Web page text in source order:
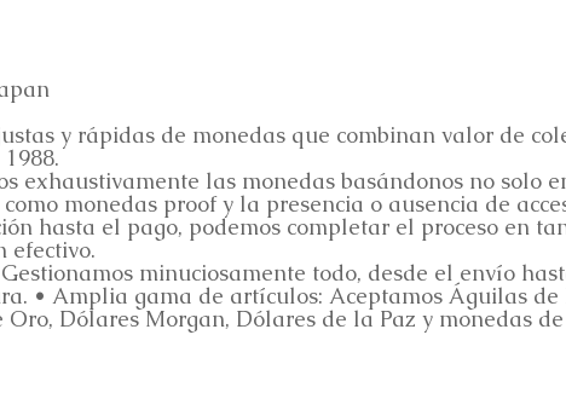
y rápidas de monedas que combinan valor de
exhaustivamente las monedas basándonos no solo
monedas proof y la presencia o ausencia de
hasta el pago, podemos completar el proceso en
efectivo.
minuciosamente todo, desde el envío
• Amplia gama de artículos: Aceptamos Águilas
Dólares Morgan, Dólares de la Paz y monedas